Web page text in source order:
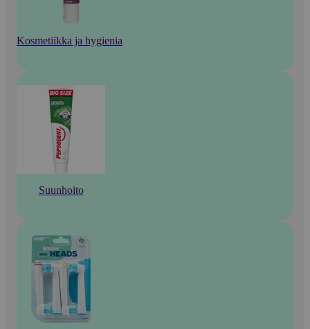
Kosmetiikka ja hygienia
Suunhoito